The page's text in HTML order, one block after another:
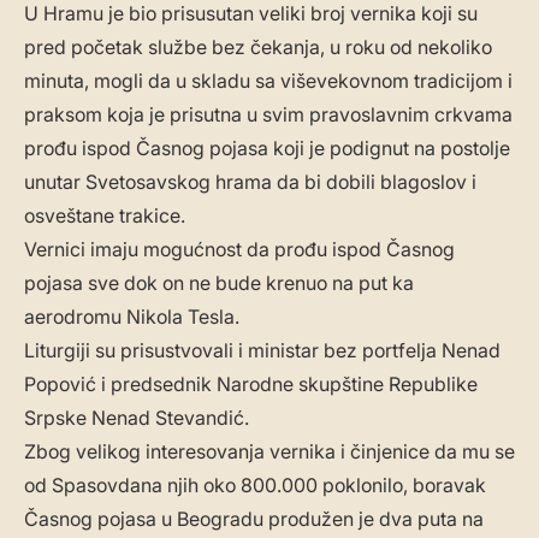
U Hramu je bio prisusutan veliki broj vernika koji su
pred početak službe bez čekanja, u roku od nekoliko
minuta, mogli da u skladu sa viševekovnom tradicijom i
praksom koja je prisutna u svim pravoslavnim crkvama
prođu ispod Časnog pojasa koji je podignut na postolje
unutar Svetosavskog hrama da bi dobili blagoslov i
osveštane trakice.
Vernici imaju mogućnost da prođu ispod Časnog
pojasa sve dok on ne bude krenuo na put ka
aerodromu Nikola Tesla.
Liturgiji su prisustvovali i ministar bez portfelja Nenad
Popović i predsednik Narodne skupštine Republike
Srpske Nenad Stevandić.
Zbog velikog interesovanja vernika i činjenice da mu se
od Spasovdana njih oko 800.000 poklonilo, boravak
Časnog pojasa u Beogradu produžen je dva puta na